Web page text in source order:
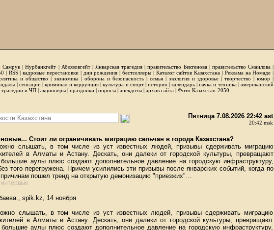
Самрук |Нурбанкгейт | Аблязовгейт| Январская трагедия |правительство Бектенова| правительство Смаилова|
| RSS|кадровые перестановки| дни рождения | бестселлеры| Каталог сайтов Казахстана | Реклама на Номаде |
и общество | экономика | оборона и безопасность | семья | экология и здоровье | творчество | юмор |
| сенсации|криминал и коррупция|культура и спорт|история | календарь|наука и техника|американский
трагедии и ЧП | акционеры | праздники | опросы | анекдоты | архив сайта | Фото Казахстан-2050
Пятница 7.08.2026 22:42 ast
20:42 msk
Стоит ли ограничивать миграцию сельчан в города Казахстана?
слышать, в том числе из уст известных людей, призывы сдерживать миграцию
в Алматы и Астану. Дескать, они далеки от городской культуры, превращают
аулы плюс создают дополнительное давление на городскую инфраструктуру,
того перегружена. Причем усилились эти призывы после январских событий, когда по
пошел тренд на открытую демонизацию "приезжих"…
интервью
spik.kz, 14 ноября
слышать, в том числе из уст известных людей, призывы сдерживать миграцию
в Алматы и Астану. Дескать, они далеки от городской культуры, превращают
аулы плюс создают дополнительное давление на городскую инфраструктуру,